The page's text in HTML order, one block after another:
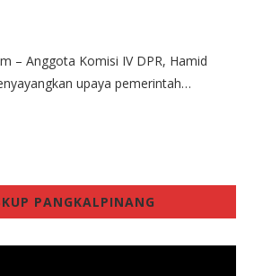
– Anggota Komisi IV DPR, Hamid
upaya pemerintah…
PANGKALPINANG